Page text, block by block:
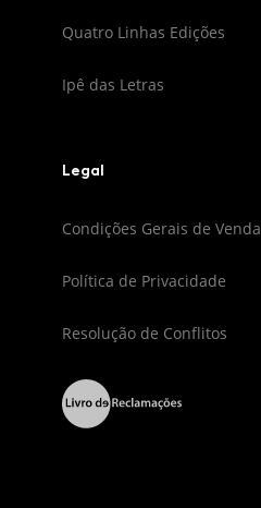
Quatro Linhas Edições
Ipê das Letras
Legal
Condições Gerais de Venda
Política de Privacidade
Resolução de Conflitos